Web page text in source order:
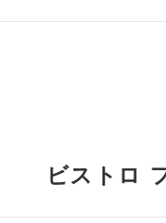
ビストロ